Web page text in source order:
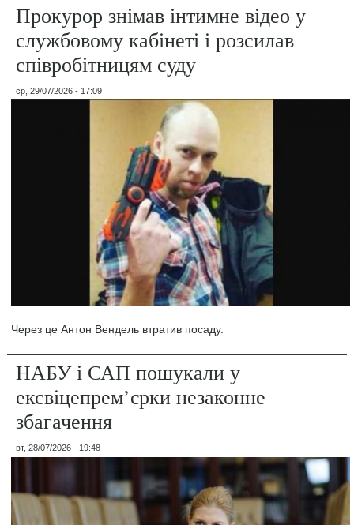
Прокурор знімав інтимне відео у
службовому кабінеті і розсилав
співробітницям суду
ср, 29/07/2026 - 17:09
Через це Антон Вендель втратив посаду.
НАБУ і САП пошукали у
ексвіцепрем’єрки незаконне
збагачення
вт, 28/07/2026 - 19:48